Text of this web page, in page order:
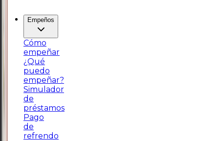
Empeños
Cómo
empeñar
¿Qué
puedo
empeñar?
Simulador
de
préstamos
Pago
de
refrendo